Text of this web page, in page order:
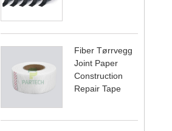
Fiber Tørrvegg
Joint Paper
Construction
Repair Tape